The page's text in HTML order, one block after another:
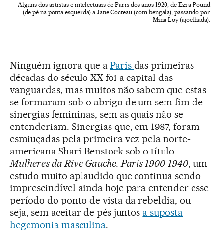
Alguns dos artistas e intelectuais de Paris dos anos 1920, de Ezra Pound
(de pé na ponta esquerda) a Jane Cocteau (com bengala), passando por
Mina Loy (ajoelhada).
Ninguém ignora que a Paris das primeiras
décadas do século XX foi a capital das
vanguardas, mas muitos não sabem que estas
se formaram sob o abrigo de um sem fim de
sinergias femininas, sem as quais não se
entenderiam. Sinergias que, em 1987, foram
esmiuçadas pela primeira vez pela norte-
americana Shari Benstock sob o título
Mulheres da Rive Gauche. Paris 1900-1940, um
estudo muito aplaudido que continua sendo
imprescindível ainda hoje para entender esse
período do ponto de vista da rebeldia, ou
seja, sem aceitar de pés juntos a suposta
hegemonia masculina.